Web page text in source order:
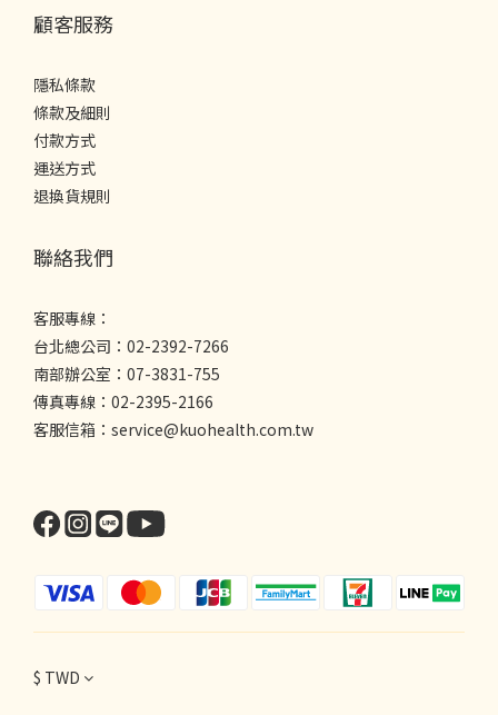
顧客服務
隱私條款
條款及細則
付款方式
運送方式
退換貨規則
聯絡我們
客服專線：
台北總公司：02-2392-7266
南部辦公室：07-3831-755
傳真專線：02-2395-2166
客服信箱：service@kuohealth.com.tw
$ TWD